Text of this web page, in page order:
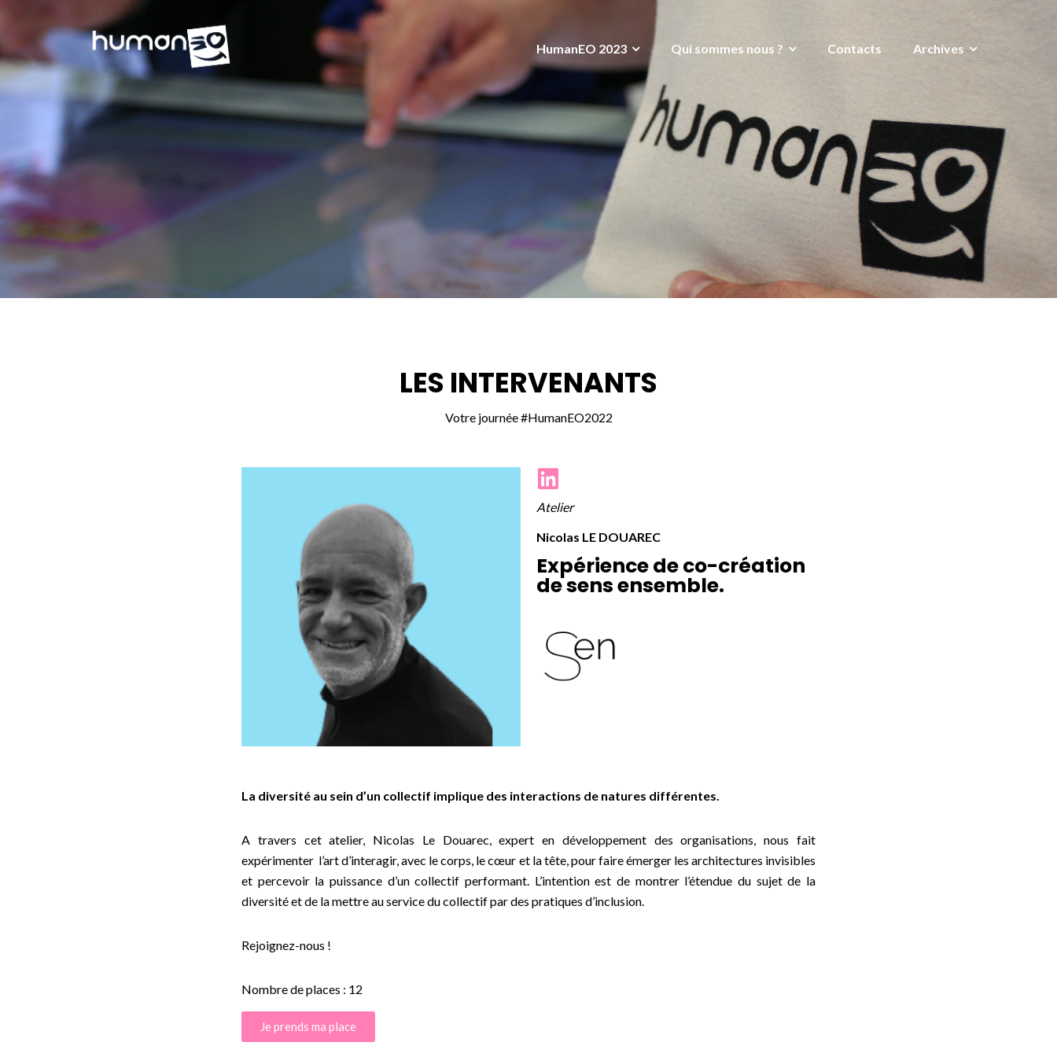
HumanEO 2023 Qui sommes nous ? Contacts Archives
LES INTERVENANTS
Votre journée #HumanEO2022
Atelier
Nicolas LE DOUAREC
Expérience de co-création
de sens ensemble.
La diversité au sein d’un collectif implique des interactions de natures différentes.
A travers cet atelier, Nicolas Le Douarec, expert en développement des organisations, nous fait
expérimenter l’art d’interagir, avec le corps, le cœur et la tête, pour faire émerger les architectures invisibles
et percevoir la puissance d’un collectif performant. L’intention est de montrer l’étendue du sujet de la
diversité et de la mettre au service du collectif par des pratiques d’inclusion.
Rejoignez-nous !
Nombre de places : 12
Je prends ma place